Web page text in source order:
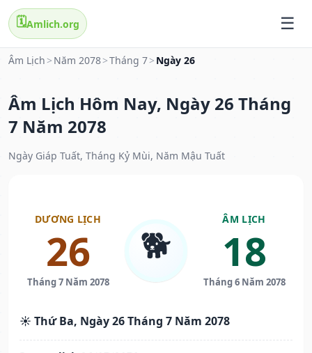
🗓️Amlich.org
Âm Lịch > Năm 2078>Tháng 7> Ngày 26
Âm Lịch Hôm Nay, Ngày 26 Tháng
7 Năm 2078
Ngày Giáp Tuất, Tháng Kỷ Mùi, Năm Mậu Tuất
DƯƠNG LỊCH
26
Tháng 7 Năm 2078
🐕
ÂM LỊCH
18
Tháng 6 Năm 2078
☀️ Thứ Ba, Ngày 26 Tháng 7 Năm 2078